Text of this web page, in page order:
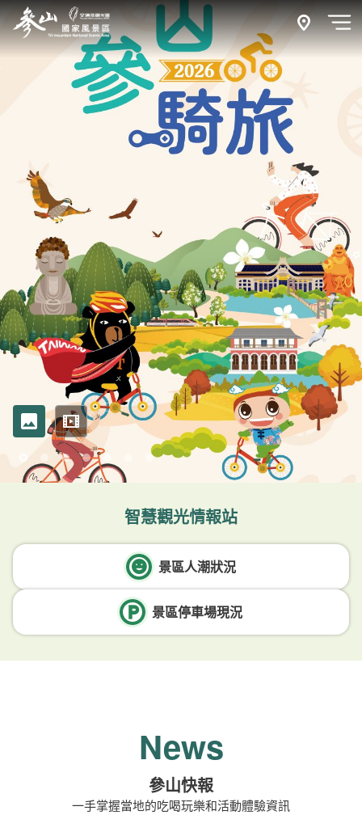
跳
到
主
附近玩什
開
照片 影片
智慧觀光情報站
景區人潮狀況
景區停車場現況
News
參山快報
一手掌握當地的吃喝玩樂和活動體驗資訊